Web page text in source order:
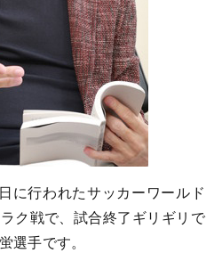
に行われたサッカーワールド
ク戦で、試合終了ギリギリで
選手です。